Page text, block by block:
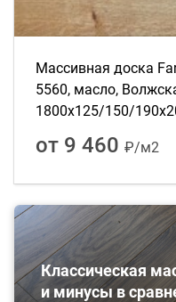
Массивная доска
5560, масло,
1800х125/150/
от 9 460 ₽/м2
Классическая
и минусы в